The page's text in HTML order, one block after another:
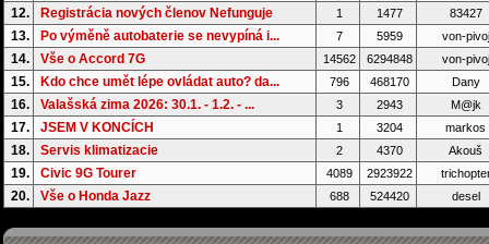
12. Registrácia nových členov Nefunguje 1 1477 83427
13. Po výměně autobaterie se nevypíná i... 7 5959 von-pivoj
14. Vše o Accord 7G 14562 6294848 von-pivoj
15. Kdo chce umět lépe ovládat auto? da... 796 468170 Dany
16. Valašská zima 2026: 30.1. - 1.2. - ... 3 2943 M@jk
17. JSEM V KONCÍCH 1 3204 markos
18. Servis klimatizacie 2 4370 Akouš
19. Civic 9G Tourer 4089 2923922
20. Vše o Honda Jazz 688 524420 desel